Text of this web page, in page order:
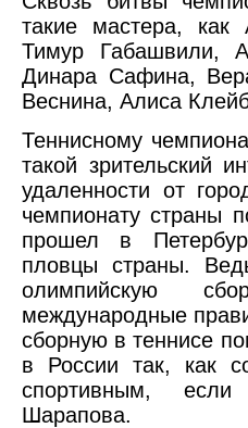
такие мастера, как
Тимур Габашвили,
Динара Сафина,
Веснина, Алиса
Теннисному
такой зрительский
удаленности от
чемпионату страны
прошел в
пловцы страны.
олимпийскую
международные
сборную в теннисе
в России так, как
спортивным,
Шарапова.